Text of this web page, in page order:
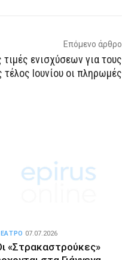
Επόμενο άρθρο
ενισχύσεων για τους
Ιουνίου οι πληρωμές
«Στρακαστρούκες»
07.07.2026